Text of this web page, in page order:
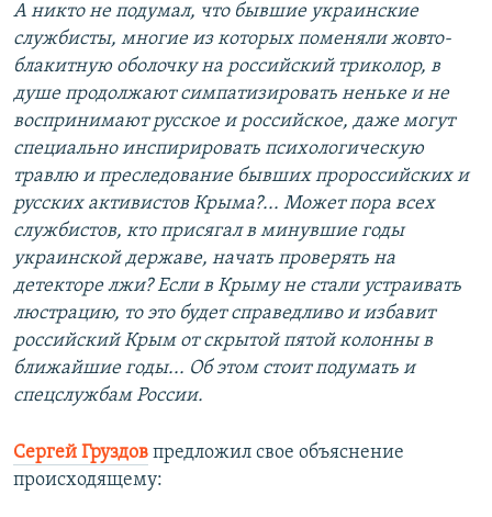
А никто не подумал, что бывшие украинские
службисты, многие из которых поменяли жовто-
блакитную оболочку на российский триколор, в
душе продолжают симпатизировать неньке и не
воспринимают русское и российское, даже могут
специально инспирировать психологическую
травлю и преследование бывших пророссийских и
русских активистов Крыма?... Может пора всех
службистов, кто присягал в минувшие годы
украинской державе, начать проверять на
детекторе лжи? Если в Крыму не стали устраивать
люстрацию, то это будет справедливо и избавит
российский Крым от скрытой пятой колонны в
ближайшие годы... Об этом стоит подумать и
спецслужбам России.
Сергей Груздов предложил свое объяснение
происходящему: